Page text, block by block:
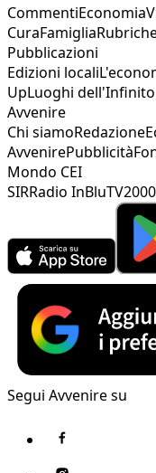
CommentiEconomia
CuraFamiglia
Pubblicazioni
Edizioni locali
UpLuoghi dell'Infinito
Avvenire
Chi siamoRedazione
AvvenirePubblicità
Mondo CEI
SIRRadio InBluTV2000
Segui Avvenire su